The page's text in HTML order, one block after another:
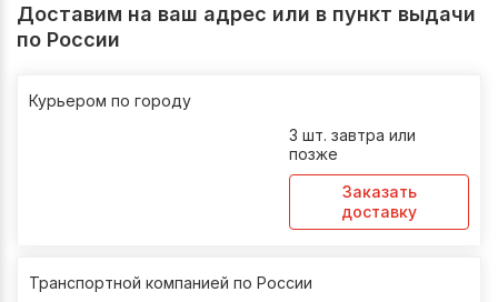
Доставим на ваш адрес или в пункт выдачи
по России
Курьером по городу
3 шт. завтра или
позже
Заказать
доставку
Транспортной компанией по России